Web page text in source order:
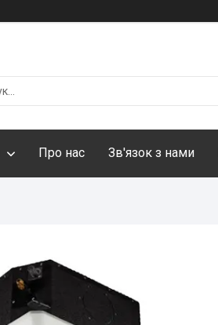
Про нас Зв'язок з нами